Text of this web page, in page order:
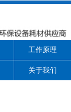
工作原理
关于我们